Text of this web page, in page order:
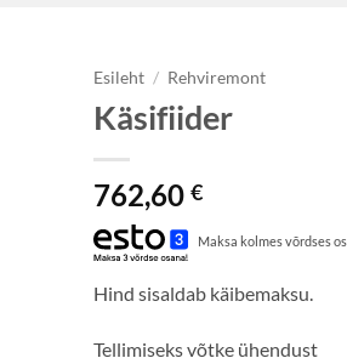
Esileht / Rehviremont
Käsifiider
762,60 €
Maksa kolmes võrdses
Hind sisaldab käibemaksu.
Tellimiseks võtke ühendust